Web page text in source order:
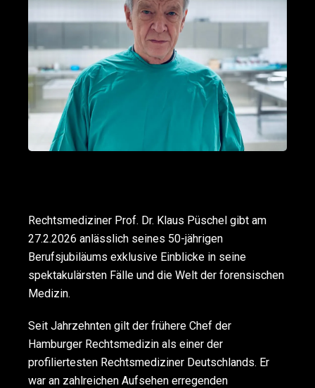
Rechtsmediziner Prof. Dr. Klaus Püschel gibt am
27.2.2026 anlässlich seines 50-jährigen
Berufsjubiläums exklusive Einblicke in seine
spektakulärsten Fälle und die Welt der forensischen
Medizin.
Seit Jahrzehnten gilt der frühere Chef der
Hamburger Rechtsmedizin als einer der
profiliertesten Rechtsmediziner Deutschlands. Er
war an zahlreichen Aufsehen erregenden